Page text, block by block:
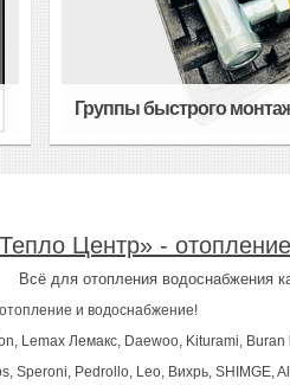
Группы быстрого
Центр» -
Всё для отопления водоснабжения
и водоснабжение!
Lemax Лемакс, Daewoo, Kiturami, Buran
Speroni, Pedrollo, Leo, Вихрь, SHIМGE,